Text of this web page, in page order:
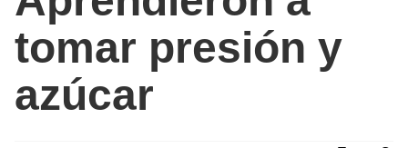
tomar presión y
azúcar